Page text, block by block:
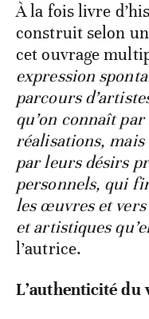
À la fois livre
construit selon
cet ouvrage
expression
parcours
qu’on connaît
réalisations, mais
par leurs désirs
personnels, qui
les œuvres et
et artistiques
l’autrice.
L’authenticité du